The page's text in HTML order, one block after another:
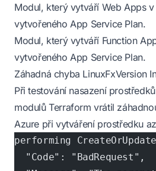
Modul, který vytváří Web Apps
vytvořeného App Service Plan.
Modul, který vytváří Function
vytvořeného App Service Plan.
Záhadná chyba LinuxFxVersion
Při testování nasazení
modulů Terraform vrátil
Azure při vytváření prostředku
performing
  "Code": "BadRequest",